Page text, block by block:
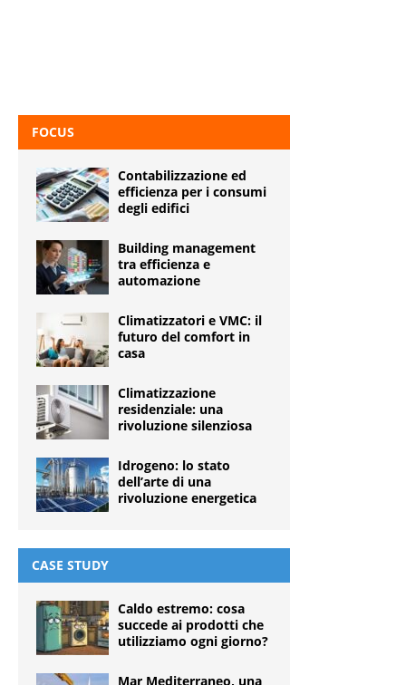
FOCUS
Contabilizzazione ed
efficienza per i consumi
degli edifici
Building management
tra efficienza e
automazione
Climatizzatori e VMC: il
futuro del comfort in
casa
Climatizzazione
residenziale: una
rivoluzione silenziosa
Idrogeno: lo stato
dell’arte di una
rivoluzione energetica
CASE STUDY
Caldo estremo: cosa
succede ai prodotti che
utilizziamo ogni giorno?
Mar Mediterraneo, una